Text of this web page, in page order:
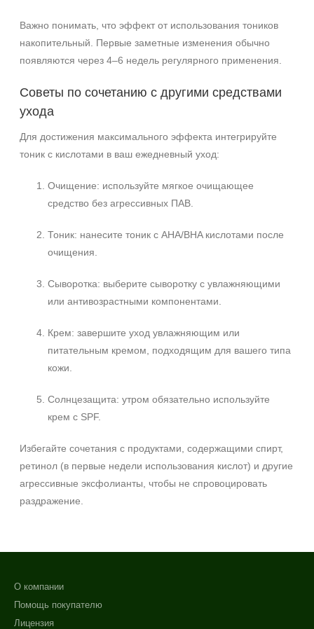
Важно понимать, что эффект от использования тоников
накопительный. Первые заметные изменения обычно
появляются через 4–6 недель регулярного применения.
Советы по сочетанию с другими средствами
ухода
Для достижения максимального эффекта интегрируйте
тоник с кислотами в ваш ежедневный уход:
Очищение: используйте мягкое очищающее
средство без агрессивных ПАВ.
Тоник: нанесите тоник с AHA/BHA кислотами после
очищения.
Сыворотка: выберите сыворотку с увлажняющими
или антивозрастными компонентами.
Крем: завершите уход увлажняющим или
питательным кремом, подходящим для вашего типа
кожи.
Солнцезащита: утром обязательно используйте
крем с SPF.
Избегайте сочетания с продуктами, содержащими спирт,
ретинол (в первые недели использования кислот) и другие
агрессивные эксфолианты, чтобы не спровоцировать
раздражение.
О компании
Помощь покупателю
Лицензия